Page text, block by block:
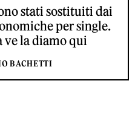
stati sostituiti dai
per single.
ve la diamo qui
BACHETTI